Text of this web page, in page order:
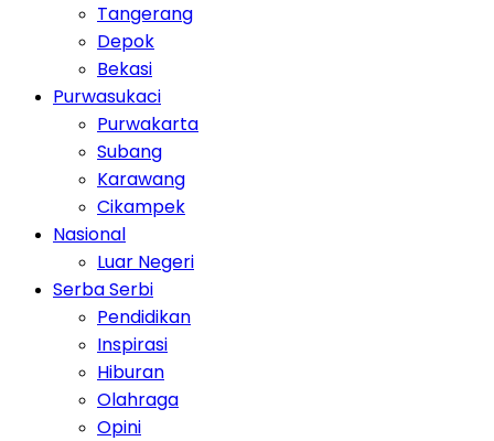
Tangerang
Depok
Bekasi
Purwasukaci
Purwakarta
Subang
Karawang
Cikampek
Nasional
Luar Negeri
Serba Serbi
Pendidikan
Inspirasi
Hiburan
Olahraga
Opini